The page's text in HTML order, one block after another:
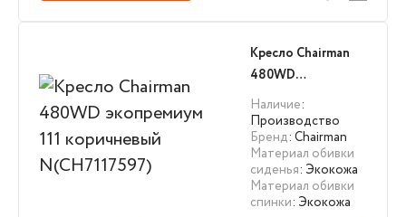
Кресло Chairman
480WD
экопремиум 111
коричневый
N(CH7117597)
Наличие:
Производство
Бренд: Chairman
Материал обивки
сиденья: Экокожа
Материал обивки
спинки: Экокожа